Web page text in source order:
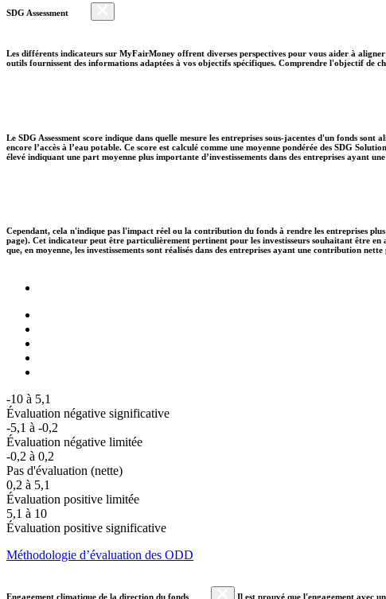
SDG Assessment
Les différents indicateurs sur MyFairMoney offrent diverses perspectives pour vous aider à
outils fournissent des informations adaptées à vos objectifs spécifiques. Comprendre l'objectif de
Le SDG Assessment score indique dans quelle mesure les entreprises sous-jacentes d'un fonds
encore l’accès à l’eau potable. Ce score est calculé comme une moyenne pondérée des SDG
élevé indiquant une part moyenne plus importante d’investissements dans des entreprises ayant
Cependant, cela n'indique pas l'impact réel ou la contribution du fonds à rendre les entreprises
page). Cet indicateur peut être particulièrement pertinent pour les investisseurs souhaitant être
que, en moyenne, les investissements sont réalisés dans des entreprises ayant une contribution
-10 à 5,1
Évaluation négative significative
-5,1 à -0,2
Évaluation négative limitée
-0,2 à 0,2
Pas d'évaluation (nette)
0,2 à 5,1
Évaluation positive limitée
5,1 à 10
Évaluation positive significative
Méthodologie d’évaluation des ODD
Engagement climatique de la direction du fonds
Il est prouvé que l'engagement avec